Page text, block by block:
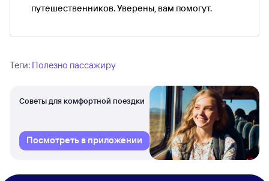
путешественников. Уверены, вам помогут.
Теги: Полезно пассажиру
Советы для комфортной поездки
Посмотреть в приложении